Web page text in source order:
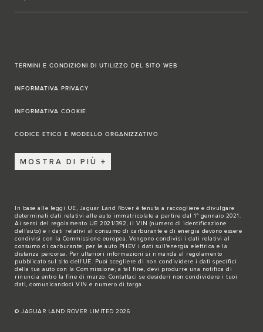
TERMINI E CONDIZIONI DI UTILIZZO DEL SITO WEB
INFORMATIVA PRIVACY
INFORMATIVA COOKIE
CODICE ETICO E MODELLO ORGANIZZATIVO
MOSTRA DI PIÙ
In base alle leggi UE, Jaguar Land Rover è tenuta a raccogliere e divulgare
determinati dati relativi alle auto immatricolate a partire dal 1° gennaio 2021.
Ai sensi del regolamento UE 2021/392, il VIN (numero di identificazione
dell'auto) e i dati relativi al consumo di carburante e di energia devono essere
condivisi con la Commissione europea. Vengono condivisi i dati relativi al
consumo di carburante; per le auto PHEV i dati sull'energia elettrica e la
distanza percorsa. Per ulteriori informazioni si rimanda al regolamento
pubblicato sul sito dell'UE. Puoi scegliere di non condividere i dati specifici
della tua auto con la Commissione; a tal fine, devi produrre una notifica di
rinuncia entro la fine di marzo. Contattaci se desideri non condividere i tuoi
dati, comunicandoci VIN e numero di targa.
© JAGUAR LAND ROVER LIMITED 2026